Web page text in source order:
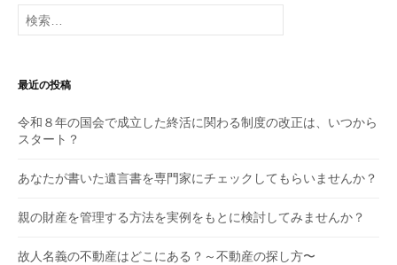
検
索:
最近の投稿
令和８年の国会で成立した終活に関わる制度の改正は、いつから
スタート？
あなたが書いた遺言書を専門家にチェックしてもらいませんか？
親の財産を管理する方法を実例をもとに検討してみませんか？
故人名義の不動産はどこにある？～不動産の探し方〜